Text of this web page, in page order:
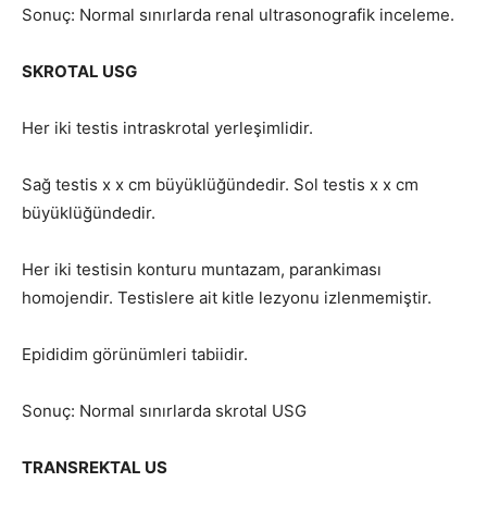
Sonuç: Normal sınırlarda renal ultrasonografik inceleme.
SKROTAL USG
Her iki testis intraskrotal yerleşimlidir.
Sağ testis x x cm büyüklüğündedir. Sol testis x x cm
büyüklüğündedir.
Her iki testisin konturu muntazam, parankiması
homojendir. Testislere ait kitle lezyonu izlenmemiştir.
Epididim görünümleri tabiidir.
Sonuç: Normal sınırlarda skrotal USG
TRANSREKTAL US